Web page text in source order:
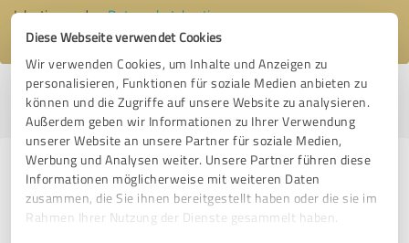
Diese Webseite verwendet Cookies
Wir verwenden Cookies, um Inhalte und Anzeigen zu
personalisieren, Funktionen für soziale Medien anbieten zu
können und die Zugriffe auf unsere Website zu analysieren.
Außerdem geben wir Informationen zu Ihrer Verwendung
unserer Website an unsere Partner für soziale Medien,
Werbung und Analysen weiter. Unsere Partner führen diese
Informationen möglicherweise mit weiteren Daten
zusammen, die Sie ihnen bereitgestellt haben oder die sie im
Rahmen Ihrer Nutzung der Dienste gesammelt haben.
Ich stimme denDatenschutzbestimmungenzu.
Profil aktiv seit 16.04.2019 | Letzte Aktualisierung: 28.07.2026
melden
Erfahrungen zu weiteren
Anbietern aus dem Bereich E-
Commerce